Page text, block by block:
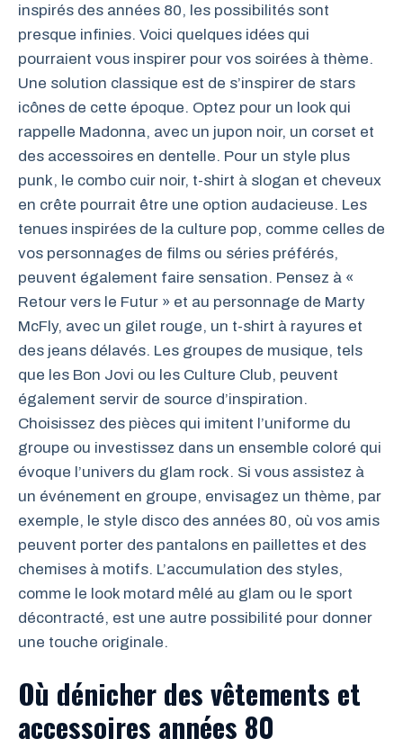
inspirés des années 80, les possibilités sont
presque infinies. Voici quelques idées qui
pourraient vous inspirer pour vos soirées à thème.
Une solution classique est de s’inspirer de stars
icônes de cette époque. Optez pour un look qui
rappelle Madonna, avec un jupon noir, un corset et
des accessoires en dentelle. Pour un style plus
punk, le combo cuir noir, t-shirt à slogan et cheveux
en crête pourrait être une option audacieuse. Les
tenues inspirées de la culture pop, comme celles de
vos personnages de films ou séries préférés,
peuvent également faire sensation. Pensez à «
Retour vers le Futur » et au personnage de Marty
McFly, avec un gilet rouge, un t-shirt à rayures et
des jeans délavés. Les groupes de musique, tels
que les Bon Jovi ou les Culture Club, peuvent
également servir de source d’inspiration.
Choisissez des pièces qui imitent l’uniforme du
groupe ou investissez dans un ensemble coloré qui
évoque l’univers du glam rock. Si vous assistez à
un événement en groupe, envisagez un thème, par
exemple, le style disco des années 80, où vos amis
peuvent porter des pantalons en paillettes et des
chemises à motifs. L’accumulation des styles,
comme le look motard mêlé au glam ou le sport
décontracté, est une autre possibilité pour donner
une touche originale.
Où dénicher des vêtements et
accessoires années 80